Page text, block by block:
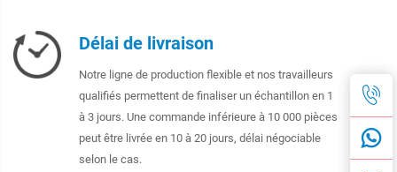
Délai de livraison
Notre ligne de production flexible et nos travailleurs
qualifiés permettent de finaliser un échantillon en 1
à 3 jours. Une commande inférieure à 10 000 pièces
peut être livrée en 10 à 20 jours, délai négociable
selon le cas.